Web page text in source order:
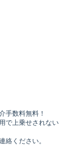
手数料無料！
で上乗せされない
絡ください。